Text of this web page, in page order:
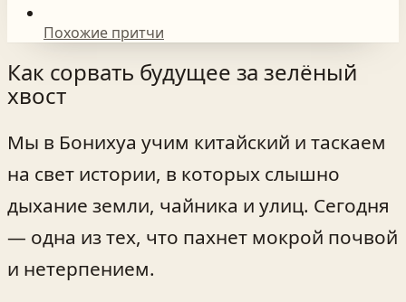
Похожие притчи
Как сорвать будущее за зелёный
хвост
Мы в Бонихуа учим китайский и таскаем
на свет истории, в которых слышно
дыхание земли, чайника и улиц. Сегодня
— одна из тех, что пахнет мокрой почвой
и нетерпением.